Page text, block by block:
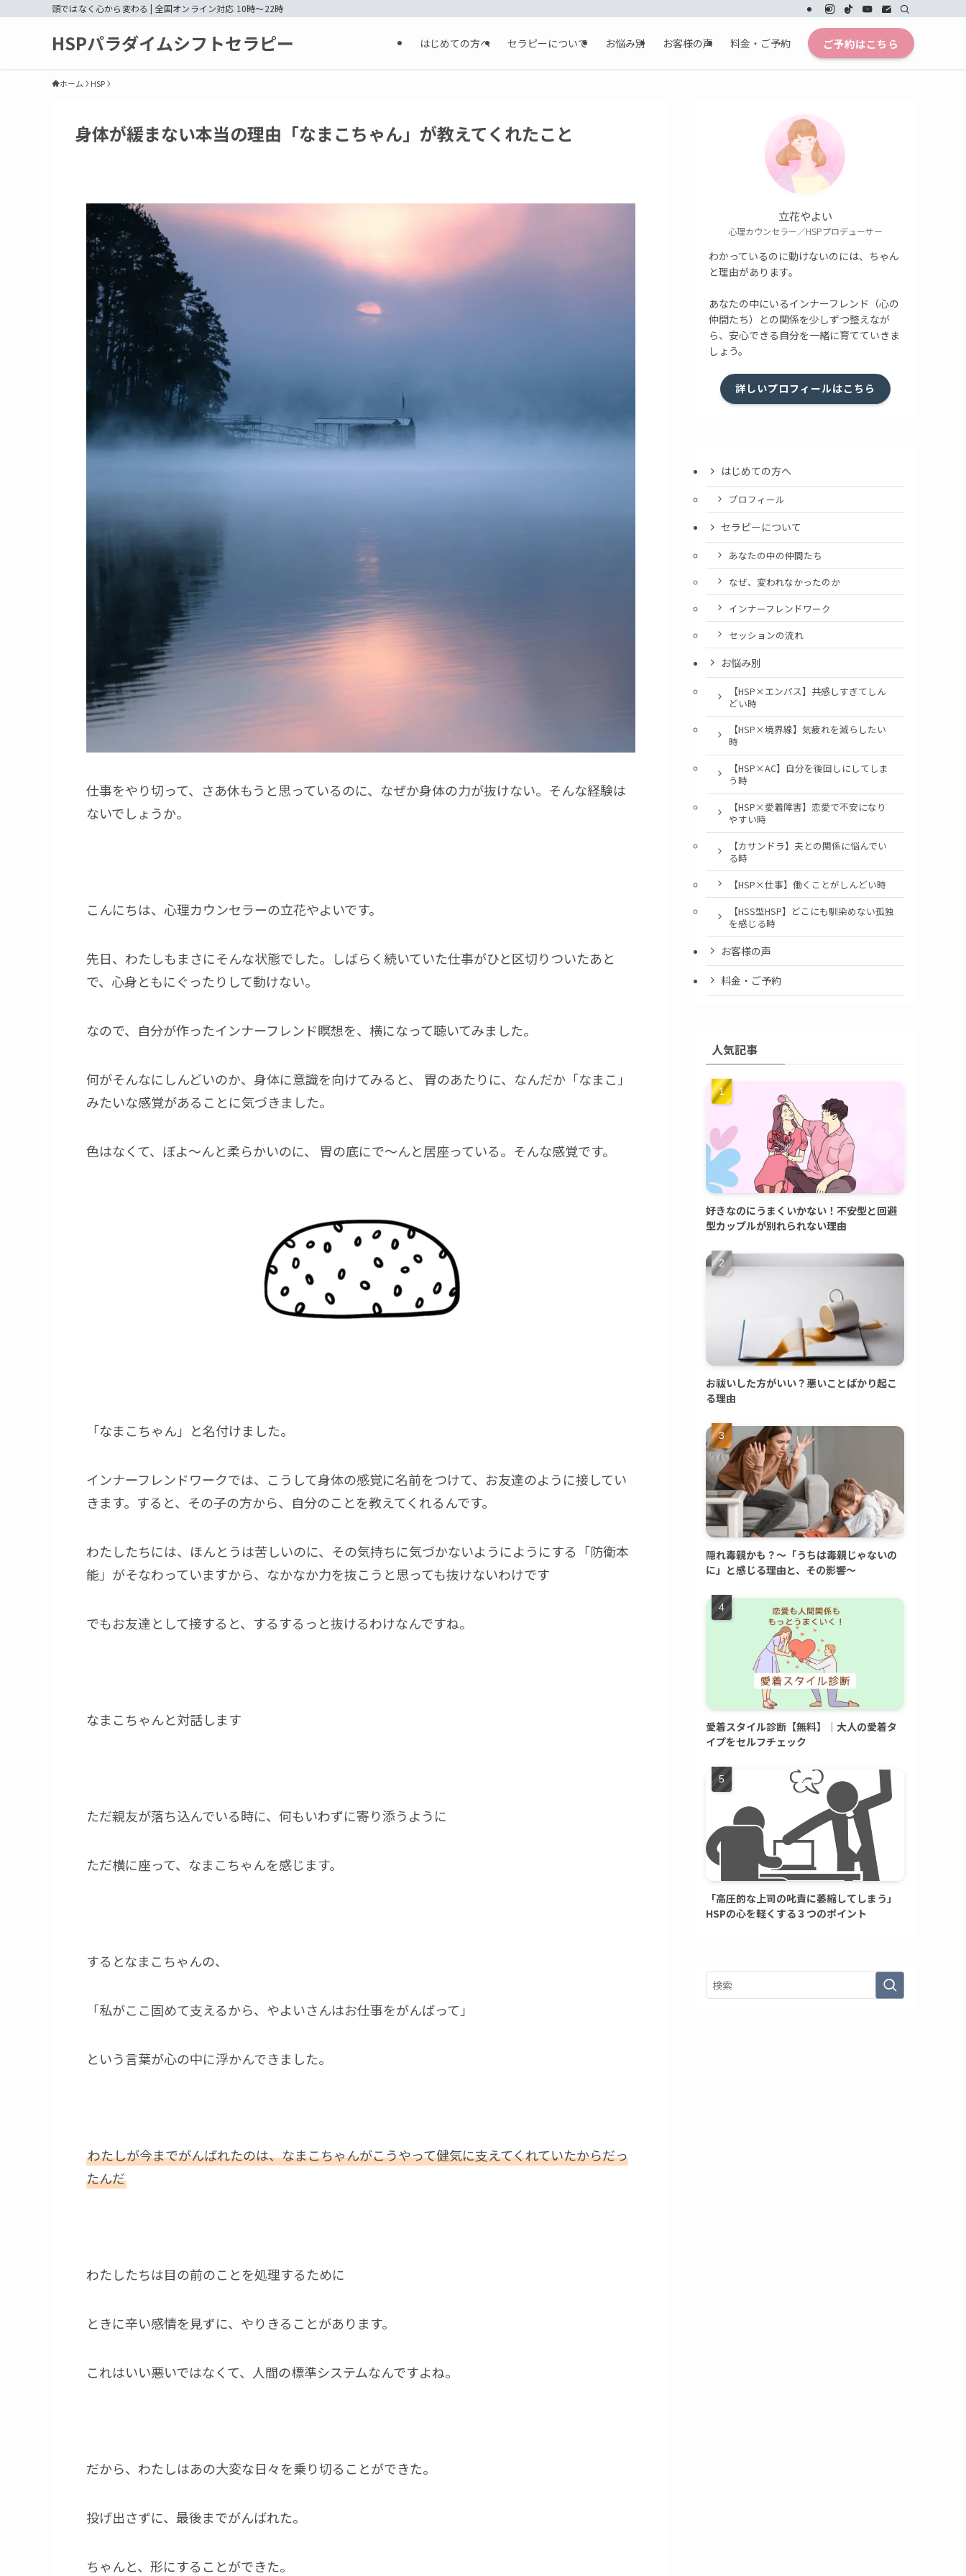
頭ではなく心から変わる | 全国オンライン対応 10時〜22時
HSPパラダイムシフトセラピー はじめての方へ セラピーについて お悩み別 お客様の声 料金・ご予約 ご予約はこちら
ホーム HSP
身体が緩まない本当の理由「なまこちゃん」が教えてくれたこと
仕事をやり切って、さあ休もうと思っているのに、なぜか身体の力が抜けない。そんな経験は
ないでしょうか。
こんにちは、心理カウンセラーの立花やよいです。
先日、わたしもまさにそんな状態でした。しばらく続いていた仕事がひと区切りついたあと
で、心身ともにぐったりして動けない。
なので、自分が作ったインナーフレンド瞑想を、横になって聴いてみました。
何がそんなにしんどいのか、身体に意識を向けてみると、 胃のあたりに、なんだか「なまこ」
みたいな感覚があることに気づきました。
色はなくて、ぼよ～んと柔らかいのに、 胃の底にで～んと居座っている。そんな感覚です。
「なまこちゃん」と名付けました。
インナーフレンドワークでは、こうして身体の感覚に名前をつけて、お友達のように接してい
きます。すると、その子の方から、自分のことを教えてくれるんです。
わたしたちには、ほんとうは苦しいのに、その気持ちに気づかないようにようにする「防衛本
能」がそなわっていますから、なかなか力を抜こうと思っても抜けないわけです
でもお友達として接すると、するするっと抜けるわけなんですね。
なまこちゃんと対話します
ただ親友が落ち込んでいる時に、何もいわずに寄り添うように
ただ横に座って、なまこちゃんを感じます。
するとなまこちゃんの、
「私がここ固めて支えるから、やよいさんはお仕事をがんばって」
という言葉が心の中に浮かんできました。
わたしが今までがんばれたのは、なまこちゃんがこうやって健気に支えてくれていたからだっ
たんだ
わたしたちは目の前のことを処理するために
ときに辛い感情を見ずに、やりきることがあります。
これはいい悪いではなくて、人間の標準システムなんですよね。
だから、わたしはあの大変な日々を乗り切ることができた。
投げ出さずに、最後までがんばれた。
ちゃんと、形にすることができた。
立花やよい
心理カウンセラー／HSPプロデューサー
わかっているのに動けないのには、ちゃん
と理由があります。
あなたの中にいるインナーフレンド（心の
仲間たち）との関係を少しずつ整えなが
ら、安心できる自分を一緒に育てていきま
しょう。
詳しいプロフィールはこちら
はじめての方へ
プロフィール
セラピーについて
あなたの中の仲間たち
なぜ、変われなかったのか
インナーフレンドワーク
セッションの流れ
お悩み別
【HSP×エンパス】共感しすぎてしん
どい時
【HSP×境界線】気疲れを減らしたい
時
【HSP×AC】自分を後回しにしてしま
う時
【HSP×愛着障害】恋愛で不安になり
やすい時
【カサンドラ】夫との関係に悩んでい
る時
【HSP×仕事】働くことがしんどい時
【HSS型HSP】どこにも馴染めない孤独
を感じる時
お客様の声
料金・ご予約
人気記事
好きなのにうまくいかない！不安型と回避
型カップルが別れられない理由
お祓いした方がいい？悪いことばかり起こ
る理由
隠れ毒親かも？～「うちは毒親じゃないの
に」と感じる理由と、その影響～
愛着スタイル診断【無料】｜大人の愛着タ
イプをセルフチェック
「高圧的な上司の叱責に萎縮してしまう」
HSPの心を軽くする３つのポイント